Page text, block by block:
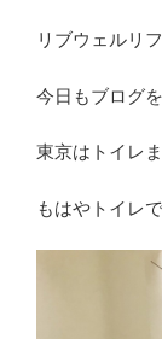
リブウェルリ
今日もブログ
東京はトイレ
もはやトイレ